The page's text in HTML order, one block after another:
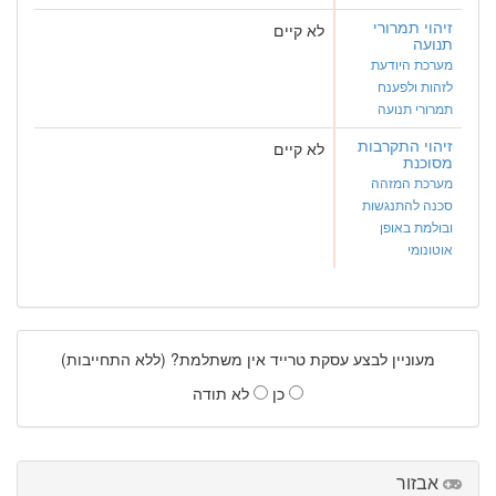
זיהוי תמרורי
תנועה
מערכת היודעת
לזהות ולפענח
תמרורי תנועה
לא קיים
זיהוי התקרבות
מסוכנת
מערכת המזהה
סכנה להתנגשות
ובולמת באופן
אוטונומי
לא קיים
מעוניין לבצע עסקת טרייד אין משתלמת? (ללא התחייבות)
כן
לא תודה
אבזור